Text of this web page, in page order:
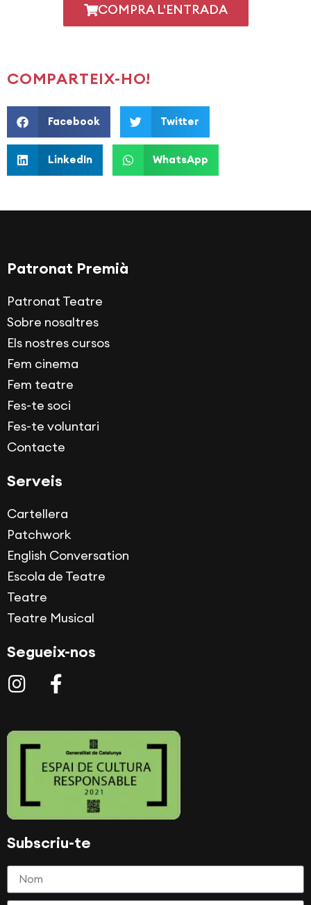
COMPRA L'ENTRADA
COMPARTEIX-HO!
Facebook Twitter
LinkedIn WhatsApp
Patronat Premià
Patronat Teatre
Sobre nosaltres
Els nostres cursos
Fem cinema
Fem teatre
Fes-te soci
Fes-te voluntari
Contacte
Serveis
Cartellera
Patchwork
English Conversation
Escola de Teatre
Teatre
Teatre Musical
Segueix-nos
Subscriu-te